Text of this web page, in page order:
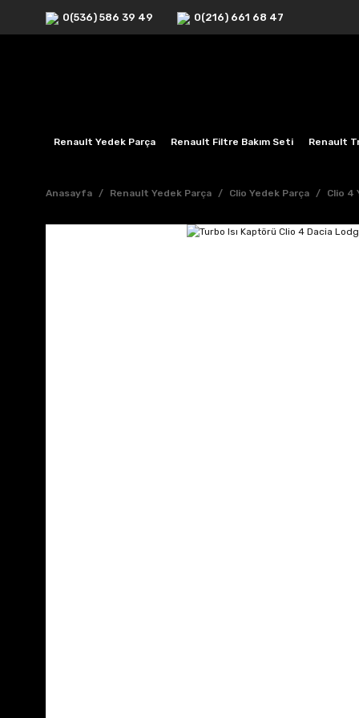
0(536) 586 39 49 0(216) 661 68 47
Renault Yedek Parça Renault Filtre Bakım Seti Renault
Anasayfa Renault Yedek Parça Clio Yedek Parça Clio 4